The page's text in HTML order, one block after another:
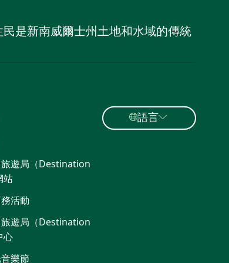
是新南威爾士州土地和水域的傳統
遊局（Destination
站​
活動
遊局（Destination
心
樂節
語言